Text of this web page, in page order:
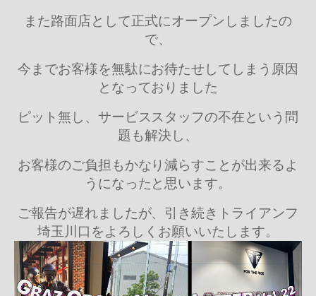
また路面店として正式にオープンしましたの
で、
今までお客様を無駄にお待たせしてしまう原因
となっておりました
ピット無し、サービススタッフの不在という問
題も解決し、
お客様のご負担もかなり減らすことが出来るよ
うになったと思います。
ご報告が遅れましたが、引き続きトライアンフ
埼玉川口をよろしくお願いいたします。